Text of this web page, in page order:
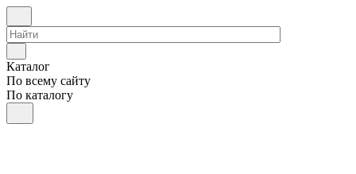
Каталог
По всему сайту
По каталогу